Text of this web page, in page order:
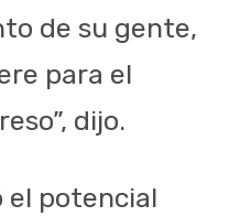
de su gente,
para el
dijo.
el potencial